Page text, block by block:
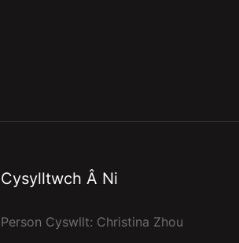
Cysylltwch Â Ni
Person Cyswllt: Christina Zhou